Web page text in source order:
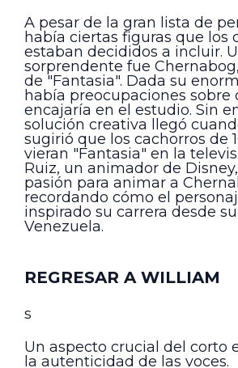
A pesar de la gran lista de
había ciertas figuras que los
estaban decididos a incluir.
sorprendente fue
de "Fantasia". Dada su
había preocupaciones sobre
encajaría en el estudio. Sin
solución creativa llegó
sugirió que los cachorros de
vieran "Fantasia" en la
Ruiz, un animador de
pasión para animar a
recordando cómo el
inspirado su carrera desde
Venezuela.
REGRESAR A WILLIAM
s
Un aspecto crucial del corto
la autenticidad de las voces.